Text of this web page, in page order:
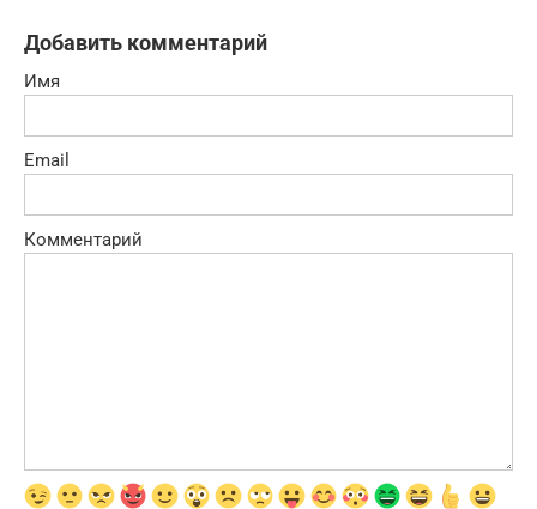
Добавить комментарий
Имя
Email
Комментарий